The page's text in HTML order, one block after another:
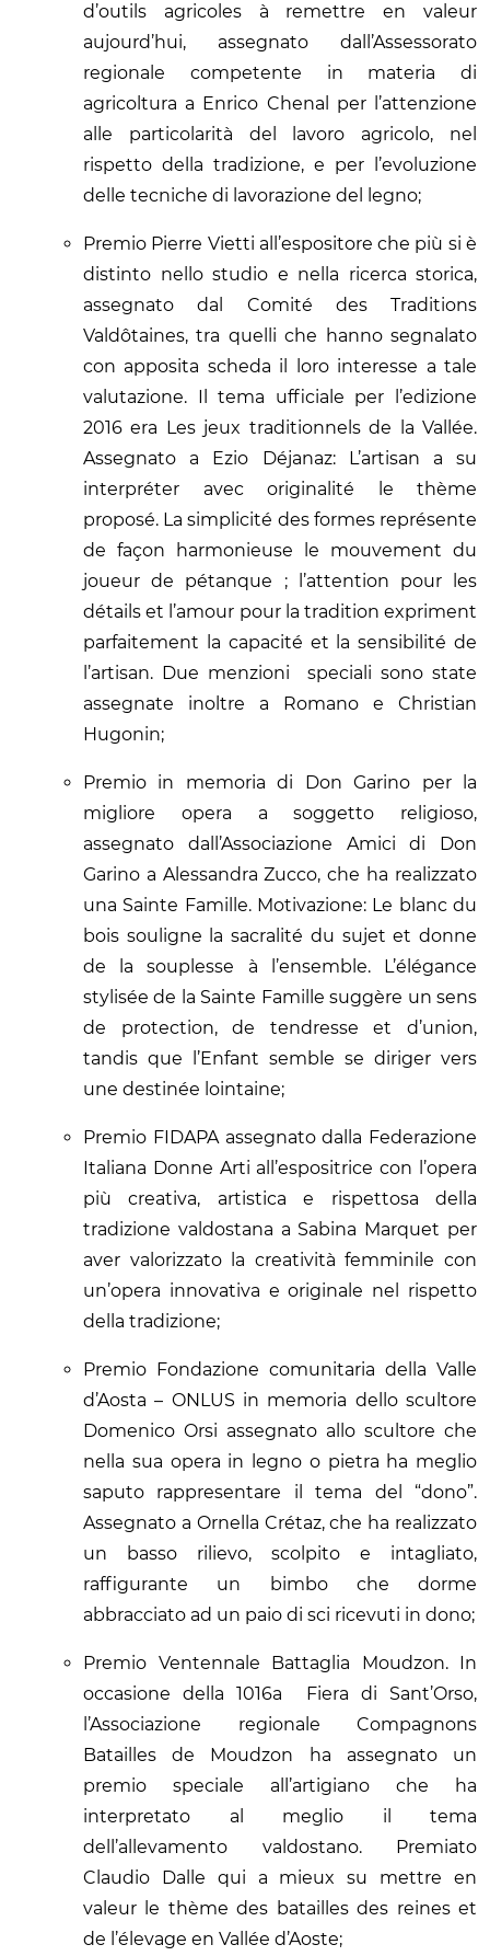
d’outils agricoles à remettre en valeur
aujourd’hui, assegnato dall’Assessorato
regionale competente in materia di
agricoltura a Enrico Chenal per l’attenzione
alle particolarità del lavoro agricolo, nel
rispetto della tradizione, e per l’evoluzione
delle tecniche di lavorazione del legno;
Premio Pierre Vietti all’espositore che più si è
distinto nello studio e nella ricerca storica,
assegnato dal Comité des Traditions
Valdôtaines, tra quelli che hanno segnalato
con apposita scheda il loro interesse a tale
valutazione. Il tema ufficiale per l’edizione
2016 era Les jeux traditionnels de la Vallée.
Assegnato a Ezio Déjanaz: L’artisan a su
interpréter avec originalité le thème
proposé. La simplicité des formes représente
de façon harmonieuse le mouvement du
joueur de pétanque ; l’attention pour les
détails et l’amour pour la tradition expriment
parfaitement la capacité et la sensibilité de
l’artisan. Due menzioni speciali sono state
assegnate inoltre a Romano e Christian
Hugonin;
Premio in memoria di Don Garino per la
migliore opera a soggetto religioso,
assegnato dall’Associazione Amici di Don
Garino a Alessandra Zucco, che ha realizzato
una Sainte Famille. Motivazione: Le blanc du
bois souligne la sacralité du sujet et donne
de la souplesse à l’ensemble. L’élégance
stylisée de la Sainte Famille suggère un sens
de protection, de tendresse et d’union,
tandis que l’Enfant semble se diriger vers
une destinée lointaine;
Premio FIDAPA assegnato dalla Federazione
Italiana Donne Arti all’espositrice con l’opera
più creativa, artistica e rispettosa della
tradizione valdostana a Sabina Marquet per
aver valorizzato la creatività femminile con
un’opera innovativa e originale nel rispetto
della tradizione;
Premio Fondazione comunitaria della Valle
d’Aosta – ONLUS in memoria dello scultore
Domenico Orsi assegnato allo scultore che
nella sua opera in legno o pietra ha meglio
saputo rappresentare il tema del “dono”.
Assegnato a Ornella Crétaz, che ha realizzato
un basso rilievo, scolpito e intagliato,
raffigurante un bimbo che dorme
abbracciato ad un paio di sci ricevuti in dono;
Premio Ventennale Battaglia Moudzon. In
occasione della 1016a Fiera di Sant’Orso,
l’Associazione regionale Compagnons
Batailles de Moudzon ha assegnato un
premio speciale all’artigiano che ha
interpretato al meglio il tema
dell’allevamento valdostano. Premiato
Claudio Dalle qui a mieux su mettre en
valeur le thème des batailles des reines et
de l’élevage en Vallée d’Aoste;